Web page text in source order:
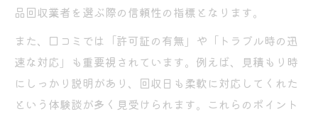
品回収業者を選ぶ際の信頼性の指標となります。
また、口コミでは「許可証の有無」や「トラブル時の迅
速な対応」も重要視されています。例えば、見積もり時
にしっかり説明があり、回収日も柔軟に対応してくれた
という体験談が多く見受けられます。これらのポイント